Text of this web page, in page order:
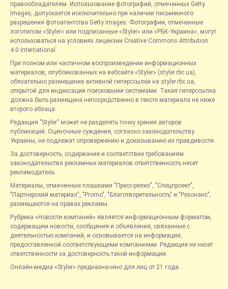
правообладателям. Использование фотографий, отмеченных Getty
Images, допускается исключительно при наличии письменного
разрешения фотоагентства Getty Images. Фотографии, отмеченные
логотипом «Styler» или подписанные «Styler» или «РБК-Украина», могут
использоваться на условиях лицензии Creative Commons Attribution
4.0 International.
При полном или частичном воспроизведении информационных
материалов, опубликованных на вебсайте «Styler» (styler.rbc.ua),
обязательно размещение активной гиперссылки на styler.rbc.ua,
открытой для индексации поисковыми системами. Такая гиперссылка
должна быть размещена непосредственно в тексте материала не ниже
второго абзаца.
Редакция "Styler" может не разделять точку зрения авторов
публикаций. Оценочные суждения, согласно законодательству
Украины, не подлежат опровержению и доказыванию их правдивости.
За достоверность, содержание и соответствие требованиям
законодательства рекламных материалов ответственность несет
рекламодатель.
Материалы, отмеченные плашками "Пресс-релиз", "Спецпроект",
"Партнерский материал", "Promo", "Благотворительность" и "Резонанс",
размещаются на правах рекламы.
Рубрика «Новости компаний» является информационным форматом,
содержащим новости, сообщения и объявления, связанные с
деятельностью компаний, и основывается на информации,
предоставленной соответствующими компаниями. Редакция не несет
ответственности за достоверность такой информации.
Онлайн-медиа «Styler» предназначено для лиц от 21 года.